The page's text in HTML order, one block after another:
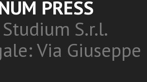
PRESS
S.r.l.
Via